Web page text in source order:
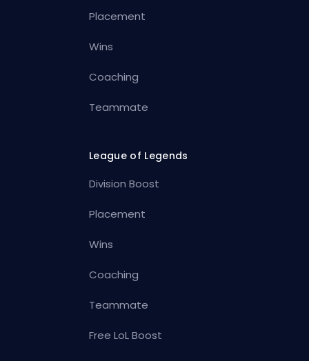
Placement
Wins
Coaching
Teammate
League of Legends
Division Boost
Placement
Wins
Coaching
Teammate
Free LoL Boost